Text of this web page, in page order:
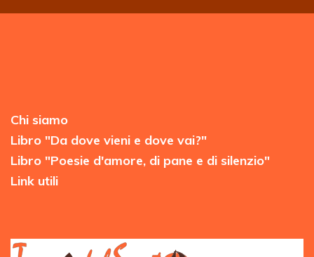
Chi siamo
Libro "Da dove vieni e dove vai?"
Libro "Poesie d'amore, di pane e di silenzio"
Link utili